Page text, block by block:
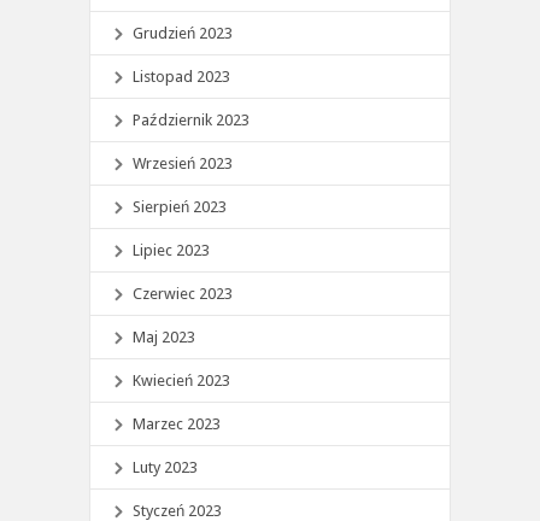
Grudzień 2023
Listopad 2023
Październik 2023
Wrzesień 2023
Sierpień 2023
Lipiec 2023
Czerwiec 2023
Maj 2023
Kwiecień 2023
Marzec 2023
Luty 2023
Styczeń 2023